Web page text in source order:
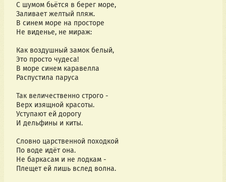
С шумом бьётся в берег море,
Заливает желтый пляж.
В синем море на просторе
Не виденье, не мираж:
Как воздушный замок белый,
Это просто чудеса!
В море синем каравелла
Распустила паруса
Так величественно строго -
Верх изящной красоты.
Уступают ей дорогу
И дельфины и киты.
Словно царственной походкой
По воде идёт она.
Не баркасам и не лодкам -
Плещет ей лишь вслед волна.